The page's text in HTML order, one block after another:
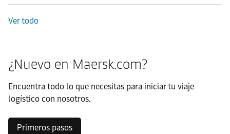
Ver todo
¿Nuevo en Maersk.com?
Encuentra todo lo que necesitas para iniciar tu viaje
logístico con nosotros.
Primeros pasos